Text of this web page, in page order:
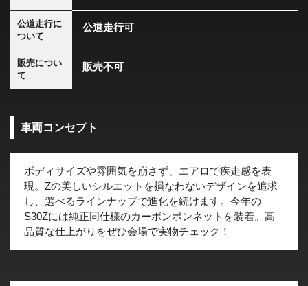
公道走行に
ついて
公道走行可
販売につい
て
販売不可
車両コンセプト
ボディサイズや雰囲気を崩さず、エアロで疾走感を表
現。Zの美しいシルエットを損なわないデザインを追求
し、選べるラインナップで進化を続けます。今年の
S30Zには純正同仕様のカーボンボンネットを装着。高
品質な仕上がりをぜひ会場で実物チェック！